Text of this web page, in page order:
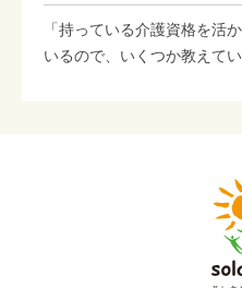
「持っている介護資格を活
いるので、いくつか教えて